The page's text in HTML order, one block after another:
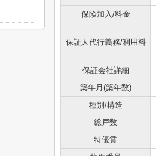
保険加入/料金
保証人代行義務/利用料
保証会社詳細
築年月(築年数)
種別/構造
総戸数
特優賃